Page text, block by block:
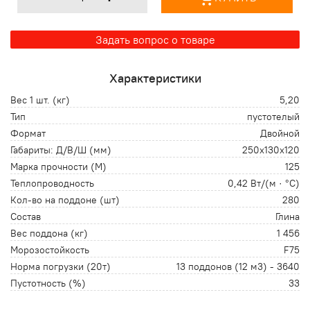
Задать вопрос о товаре
Характеристики
Вес 1 шт. (кг)
5,20
Тип
пустотелый
Формат
Двойной
Габариты: Д/В/Ш (мм)
250х130х120
Марка прочности (М)
125
Теплопроводность
0,42 Вт/(м · °С)
Кол-во на поддоне (шт)
280
Состав
Глина
Вес поддона (кг)
1 456
Морозостойкость
F75
Норма погрузки (20т)
13 поддонов (12 м3) - 3640
Пустотность (%)
33